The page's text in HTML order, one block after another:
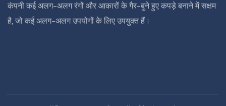
कंपनी कई अलग-अलग रंगों और आकारों के गैर-बुने हुए कपड़े बनाने में सक्षम
है, जो कई अलग-अलग उपयोगों के लिए उपयुक्त हैं।